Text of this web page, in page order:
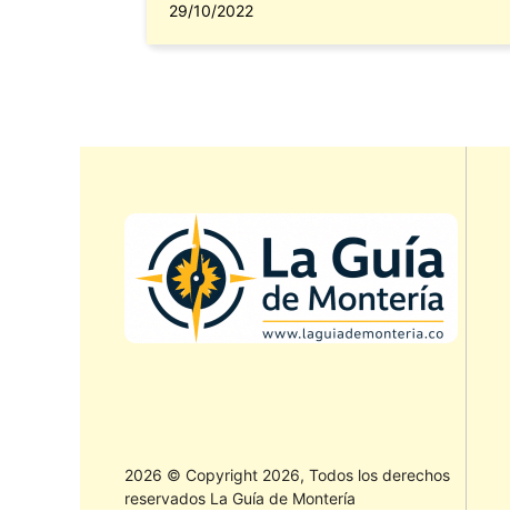
29/10/2022
2026 © Copyright 2026, Todos los derechos
reservados La Guía de Montería